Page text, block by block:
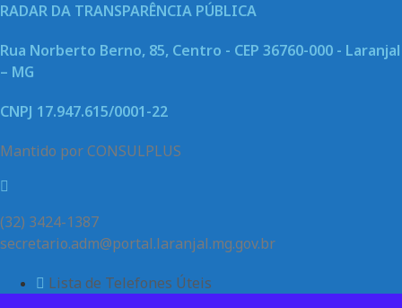
RADAR DA TRANSPARÊNCIA PÚBLICA
Rua Norberto Berno, 85, Centro - CEP 36760-000 - Laranjal
– MG
CNPJ 17.947.615/0001-22
Mantido por CONSULPLUS
(32) 3424-1387
secretario.adm@portal.laranjal.mg.gov.br
Lista de Telefones Úteis